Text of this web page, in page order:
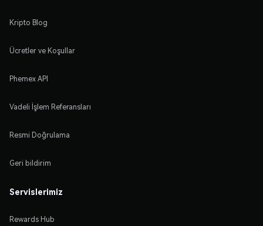
Kripto Blog
Ücretler ve Koşullar
Phemex API
Vadeli İşlem Referansları
Resmi Doğrulama
Geri bildirim
Servislerimiz
Rewards Hub